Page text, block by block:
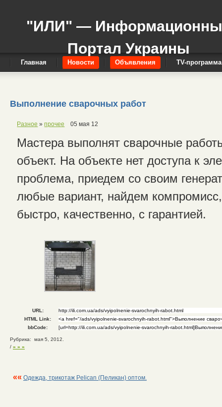
"ИЛИ" —
Портал Украины
Главная Новости Объявления TV-программа
Выполнение сварочных работ
Разное »прочее 05 мая 12
Мастера выполнят сварочные
объект. На объекте нет доступа к
проблема, приедем со своим
любые вариант, найдем
быстро, качественно, с гарантией.
URL:
HTML Link:
bbCode:
Рубрика: мая 5, 2012.
/ » » »
«« Одежда, трикотаж Pelican (Пеликан) оптом.